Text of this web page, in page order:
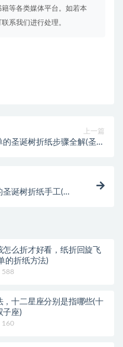
等各类媒体平台。如若本
系我们进行处理。
上一篇
圣诞树折纸步骤全解(圣诞
诞树折纸手工(圣
怎么折才好看，纸折回旋飞
的折纸方法)
588
，十二星座分别是指哪些(十
子座)
160